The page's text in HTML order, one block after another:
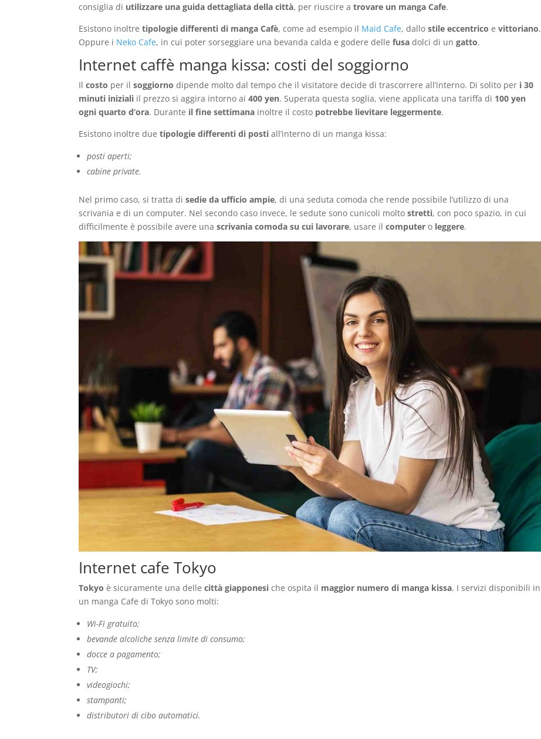
consiglia di utilizzare una guida dettagliata della città, per riuscire atrovare un manga Cafe.
Esistono inoltretipologie differenti di manga Cafè, come ad esempio il Maid Cafe, dallostile eccentrico evittoriano.
Oppure i Neko Cafe, in cui poter sorseggiare una bevanda calda e godere dellefusa dolci di ungatto.
Internet caffè manga kissa: costi del soggiorno
Ilcosto per ilsoggiorno dipende molto dal tempo che il visitatore decide di trascorrere all’interno. Di solito per i 30
minuti iniziali il prezzo si aggira intorno ai400 yen. Superata questa soglia, viene applicata una tariffa di 100 yen
ogni quarto d’ora. Durante il fine settimana inoltre il costo potrebbe lievitare leggermente.
Esistono inoltre duetipologie differenti di posti all’interno di un manga kissa:
posti aperti;
cabine private.
Nel primo caso, si tratta disedie da ufficio ampie, di una seduta comoda che rende possibile l’utilizzo di una
scrivania e di un computer. Nel secondo caso invece, le sedute sono cunicoli moltostretti, con poco spazio, in cui
difficilmente è possibile avere unascrivania comoda su cui lavorare, usare ilcomputer o leggere.
Internet cafe Tokyo
Tokyo è sicuramente una dellecittà giapponesi che ospita il maggior numero di manga kissa. I servizi disponibili in
un manga Cafe di Tokyo sono molti:
Wi-Fi gratuito;
bevande alcoliche senza limite di consumo;
docce a pagamento;
TV;
videogiochi;
stampanti;
distributori di cibo automatici.